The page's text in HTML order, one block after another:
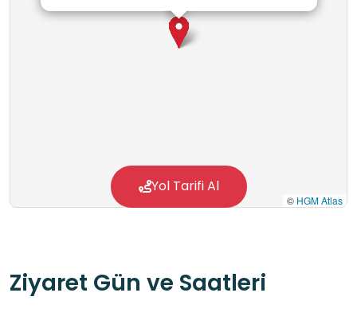
© HGM Atlas
Yol Tarifi Al
Ziyaret Gün ve Saatleri